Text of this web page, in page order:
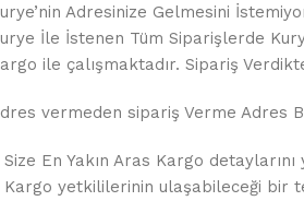
Adresinize Gelmesini
İle İstenen Tüm Siparişlerde
ile çalışmaktadır. Sipariş
vermeden sipariş Verme Adres
Size En Yakın Aras Kargo
Kargo yetkililerinin ulaşabileceği bir